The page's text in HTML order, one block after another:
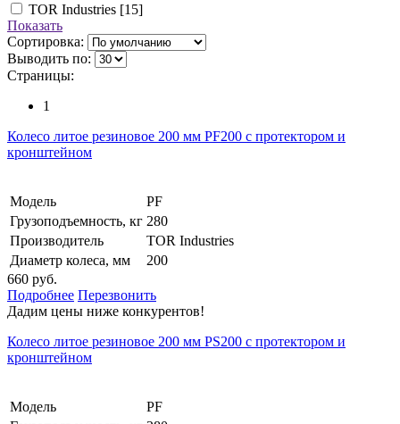
TOR Industries [15]
Показать
Сортировка:
Выводить по:
Страницы:
1
Колесо литое резиновое 200 мм PF200 с протектором и
кронштейном
Модель
PF
Грузоподъемность, кг 280
Производитель
TOR Industries
Диаметр колеса, мм
200
660 руб.
Подробнее Перезвонить
Дадим цены ниже конкурентов!
Колесо литое резиновое 200 мм PS200 с протектором и
кронштейном
Модель
PF